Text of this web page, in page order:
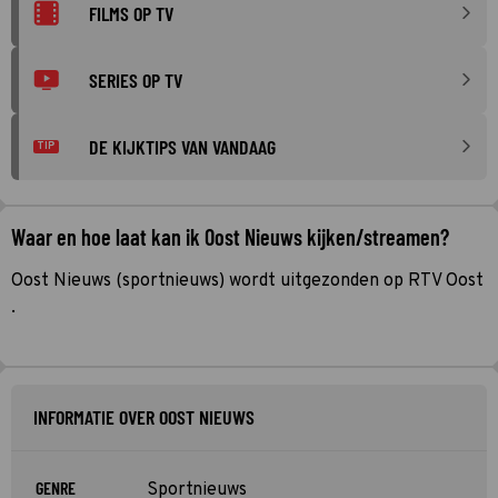
FILMS OP TV
SERIES OP TV
TIP DE KIJKTIPS VAN VANDAAG
Waar en hoe laat kan ik Oost Nieuws kijken/streamen?
Oost Nieuws (sportnieuws) wordt uitgezonden op RTV Oost
.
INFORMATIE OVER OOST NIEUWS
GENRE Sportnieuws